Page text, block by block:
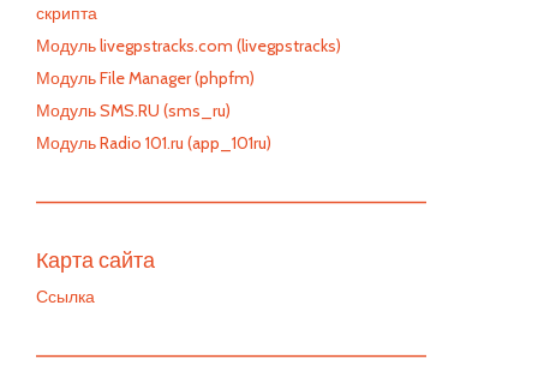
скрипта
Модуль livegpstracks.com (livegpstracks)
Модуль File Manager (phpfm)
Модуль SMS.RU (sms_ru)
Модуль Radio 101.ru (app_101ru)
—————————————————————————
Карта сайта
Ссылка
—————————————————————————